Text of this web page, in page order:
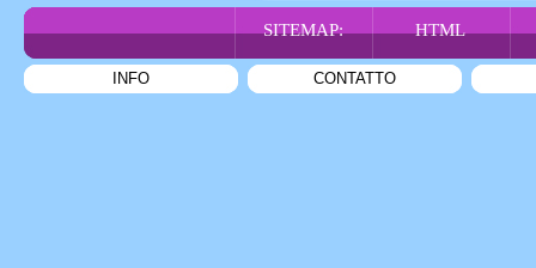
SITEMAP: HTML
INFO CONTATTO